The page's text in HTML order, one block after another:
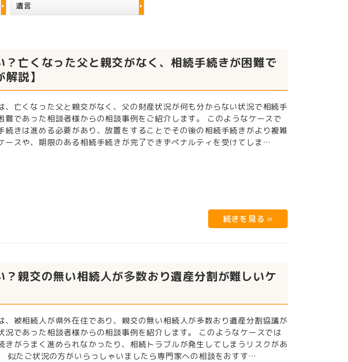
遺言
？亡くなった父と親交がなく、相続手続きが困難で
説】
、亡くなった父と親交がなく、父の財産状況が何も分からない状況で相続手
難であった相談者様からの相談事例をご紹介します。 このようなケースで
続きは進める必要があり、放置をすることでその後の相続手続きがより複雑
ースや、期限のある相続手続きが完了できずペナルティを受けてしま…
？親交の無い相続人が多数おり遺産分割が難しいケ
、被相続人が県外在住であり、親交の無い相続人が多数おり遺産分割協議が
況であった相談者様からの相談事例を紹介します。 このようなケースでは
きがうまく進められなかったり、相続トラブルが発生してしまうリスクがあ
似たご状況の方がいらっしゃいましたら専門家への相談をおすす…